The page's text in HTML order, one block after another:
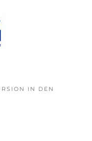
IN DEN